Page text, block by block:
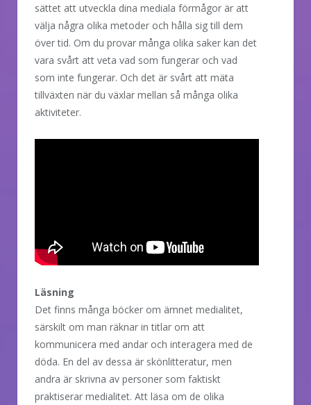
sättet att utveckla dina mediala förmågor är att
välja några olika metoder och hålla sig till dem
över tid. Om du provar många olika saker kan det
vara svårt att veta vad som fungerar och vad
som inte fungerar. Och det är svårt att mäta
tillväxten när du växlar mellan så många olika
aktiviteter.
Läsning
Det finns många böcker om ämnet medialitet,
särskilt om man räknar in titlar om att
kommunicera med andar och interagera med de
döda. En del av dessa är skönlitteratur, men
andra är skrivna av personer som faktiskt
praktiserar medialitet. Att läsa om de olika